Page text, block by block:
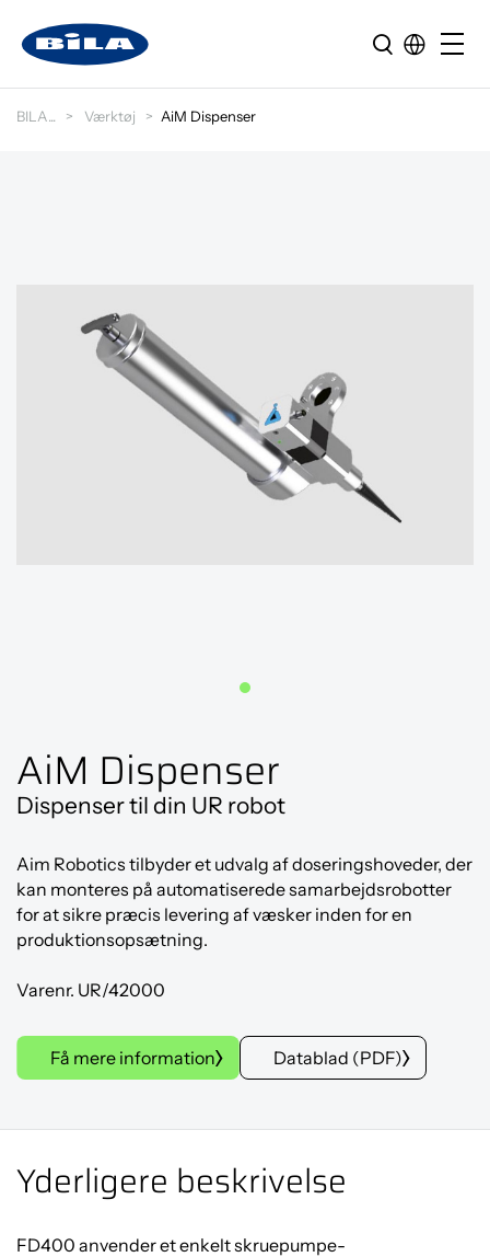
BILA Værktøj AiM Dispenser
AiM Dispenser
Dispenser til din UR robot
Aim Robotics tilbyder et udvalg af doseringshoveder, der
kan monteres på automatiserede samarbejdsrobotter
for at sikre præcis levering af væsker inden for en
produktionsopsætning.
Varenr. UR/42000
Få mere information Datablad (PDF)
Yderligere beskrivelse
FD400 anvender et enkelt skruepumpe-